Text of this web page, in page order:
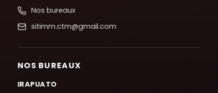
Nos bureaux
sitimm.ctm@gmail.com
NOS BUREAUX
IRAPUATO